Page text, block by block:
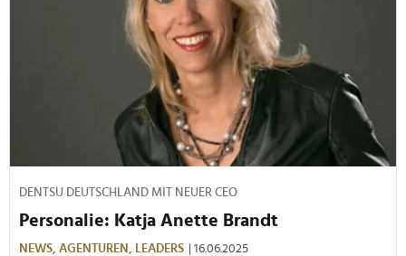
DENTSU DEUTSCHLAND MIT NEUER CEO
Personalie: Katja Anette Brandt
NEWS, AGENTUREN, LEADERS | 16.06.2025